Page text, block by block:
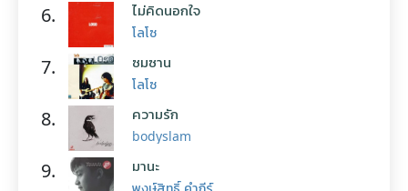
6. ไม่คิดนอกใจ
โลโซ
7. ซมซาน
โลโซ
8. ความรัก
bodyslam
9. มานะ